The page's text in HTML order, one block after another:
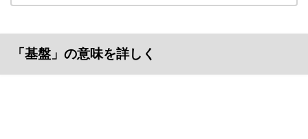
「基盤」の意味を詳しく